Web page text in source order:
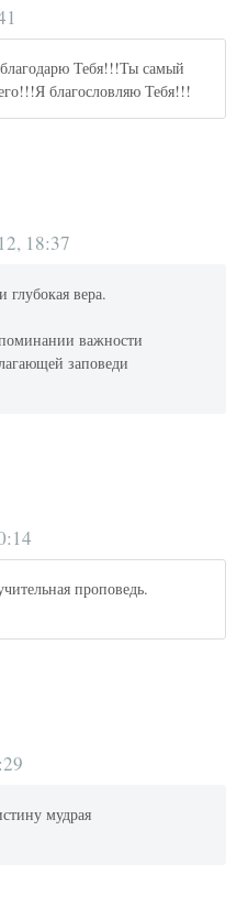
Тебя!!!Ты самый
благословляю Тебя!!!
18:37
глубокая вера.
важности
заповеди
проповедь.
мудрая